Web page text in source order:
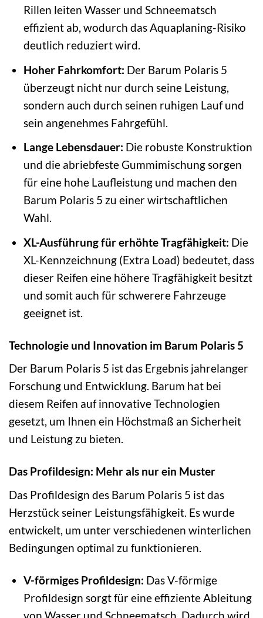
Rillen leiten Wasser und Schneematsch
effizient ab, wodurch das Aquaplaning-Risiko
deutlich reduziert wird.
Hoher Fahrkomfort: Der Barum Polaris 5
überzeugt nicht nur durch seine Leistung,
sondern auch durch seinen ruhigen Lauf und
sein angenehmes Fahrgefühl.
Lange Lebensdauer: Die robuste Konstruktion
und die abriebfeste Gummimischung sorgen
für eine hohe Laufleistung und machen den
Barum Polaris 5 zu einer wirtschaftlichen
Wahl.
XL-Ausführung für erhöhte Tragfähigkeit: Die
XL-Kennzeichnung (Extra Load) bedeutet, dass
dieser Reifen eine höhere Tragfähigkeit besitzt
und somit auch für schwerere Fahrzeuge
geeignet ist.
Technologie und Innovation im Barum Polaris 5
Der Barum Polaris 5 ist das Ergebnis jahrelanger
Forschung und Entwicklung. Barum hat bei
diesem Reifen auf innovative Technologien
gesetzt, um Ihnen ein Höchstmaß an Sicherheit
und Leistung zu bieten.
Das Profildesign: Mehr als nur ein Muster
Das Profildesign des Barum Polaris 5 ist das
Herzstück seiner Leistungsfähigkeit. Es wurde
entwickelt, um unter verschiedenen winterlichen
Bedingungen optimal zu funktionieren.
V-förmiges Profildesign: Das V-förmige
Profildesign sorgt für eine effiziente Ableitung
von Wasser und Schneematsch. Dadurch wird